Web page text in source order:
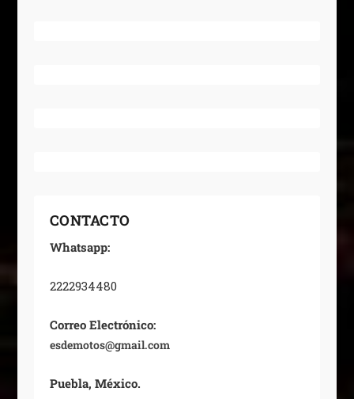
CONTACTO
Whatsapp:
2222934480
Correo Electrónico:
esdemotos@gmail.com
Puebla, México.